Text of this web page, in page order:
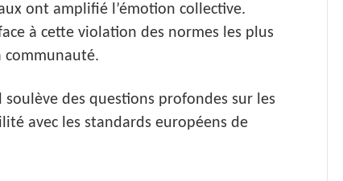
ont amplifié l’émotion collective.
à cette violation des normes les plus
communauté.
des questions profondes sur les
avec les standards européens de